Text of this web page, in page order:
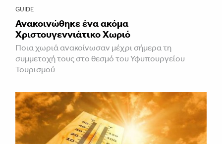
GUIDE
Ανακοινώθηκε ένα ακόμα
Χριστουγεννιάτικο Χωριό
Ποια χωριά ανακοίνωσαν μέχρι σήμερα τη
συμμετοχή τους στο θεσμό του Υφυπουργείου
Τουρισμού